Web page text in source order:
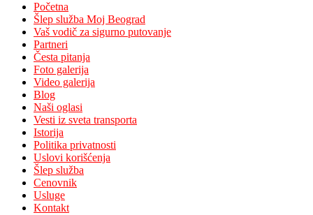
Početna
Šlep služba Moj Beograd
Vaš vodič za sigurno putovanje
Partneri
Česta pitanja
Foto galerija
Video galerija
Blog
Naši oglasi
Vesti iz sveta transporta
Istorija
Politika privatnosti
Uslovi korišćenja
Šlep služba
Cenovnik
Usluge
Kontakt